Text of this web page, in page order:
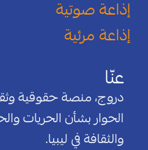
إذاعة صوتية
إذاعة مرئية
عنّا
دروج، منصة حقوقية
الحوار بشأن الحريات
والثقافة في ليبيا.